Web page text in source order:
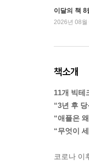
이달의 책 8
2026년 08월
책소개
11개 빅테
“3년 후
“애플은
“무엇이
코로나 이